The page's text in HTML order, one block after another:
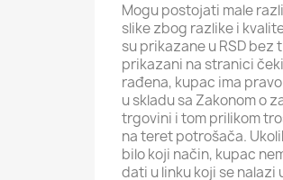
Mogu postojati male
slike zbog razlike i
su prikazane u RSD
prikazani na stranici
rađena, kupac ima
u skladu sa Zakonom o
trgovini i tom prilikom
na teret potrošača.
bilo koji način, kupac
dati u linku koji se